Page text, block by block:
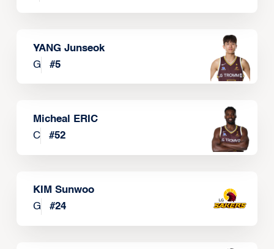
YANG Junseok
G
#5
Micheal ERIC
C
#52
KIM Sunwoo
G
#24